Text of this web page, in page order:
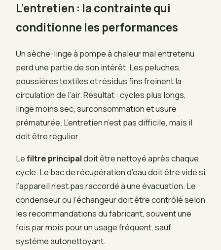
L’entretien : la contrainte qui
conditionne les performances
Un sèche-linge à pompe à chaleur mal entretenu
perd une partie de son intérêt. Les peluches,
poussières textiles et résidus fins freinent la
circulation de l’air. Résultat : cycles plus longs,
linge moins sec, surconsommation et usure
prématurée. L’entretien n’est pas difficile, mais il
doit être régulier.
Lefiltre principaldoit être nettoyé après chaque
cycle. Le bac de récupération d’eau doit être vidé si
l’appareil n’est pas raccordé à une évacuation. Le
condenseur ou l’échangeur doit être contrôlé selon
les recommandations du fabricant, souvent une
fois par mois pour un usage fréquent, sauf
système autonettoyant.